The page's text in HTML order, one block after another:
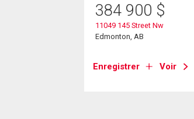
384 900 $
11049 145 Street Nw
Edmonton, AB
Enregistrer Voir